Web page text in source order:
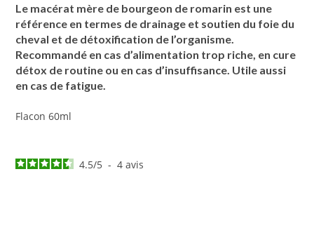
Le macérat mère de bourgeon de romarin est une
référence en termes de drainage et soutien du foie du
cheval et de détoxification de l’organisme.
Recommandé en cas d’alimentation trop riche, en cure
détox de routine ou en cas d’insuffisance. Utile aussi
en cas de fatigue.
Flacon 60ml
4.5/5 - 4avis